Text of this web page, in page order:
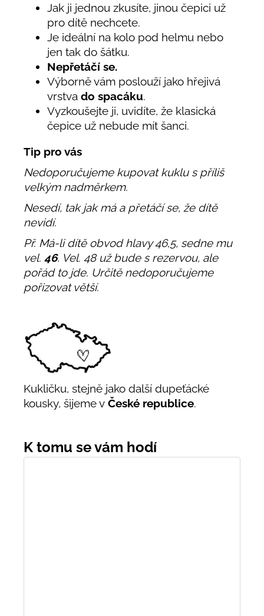
Jak ji jednou zkusíte, jinou čepici už
pro dítě nechcete.
Je ideální na kolo pod helmu nebo
jen tak do šátku.
Nepřetáčí se.
Výborně vám poslouží jako hřejivá
vrstva do spacáku.
Vyzkoušejte ji, uvidíte, že klasická
čepice už nebude mít šanci.
Tip pro vás
Nedoporučujeme kupovat kuklu s příliš
velkým nadměrkem.
Nesedí, tak jak má a přetáčí se, že dítě
nevidí.
Př. Má-li dítě obvod hlavy 46,5, sedne mu
vel. 46. Vel. 48 už bude s rezervou, ale
pořád to jde. Určitě nedoporučujeme
pořizovat větší.
Kukličku, stejně jako další dupeťácké
kousky, šijeme v České republice.